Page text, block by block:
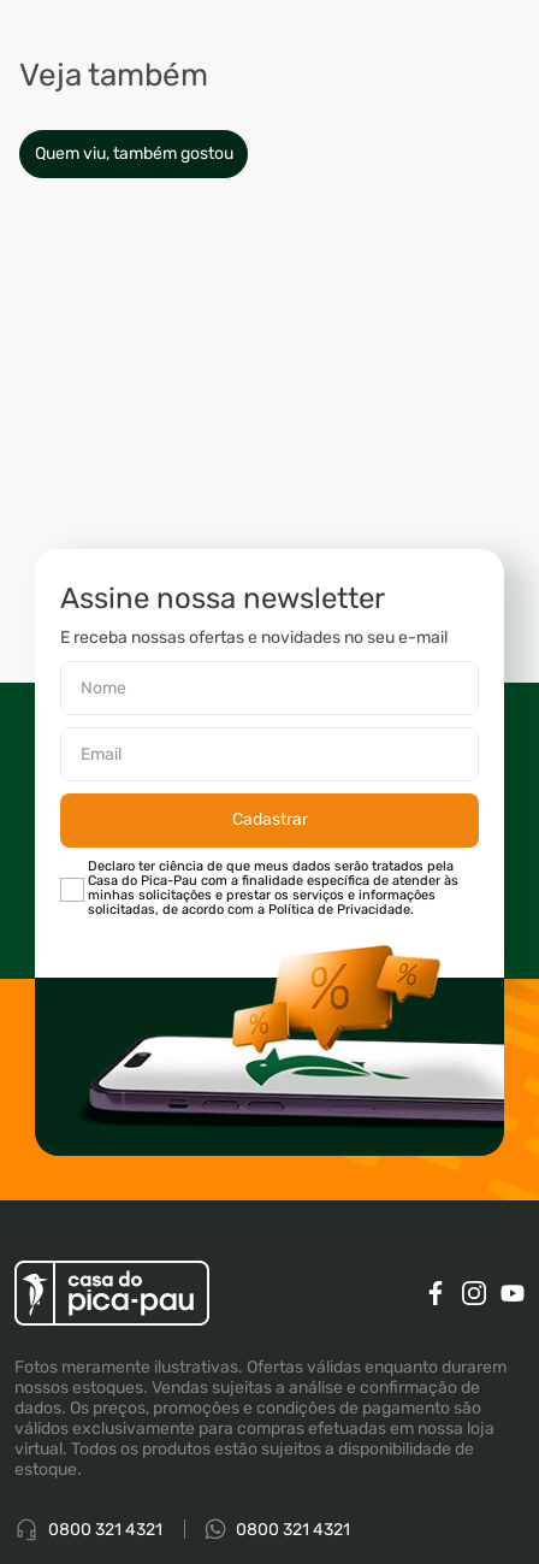
Veja também
Quem viu, também gostou
Assine nossa newsletter
E receba nossas ofertas e novidades no seu e-mail
Cadastrar
Declaro ter ciência de que meus dados serão tratados pela
Casa do Pica-Pau com a finalidade específica de atender às
minhas solicitações e prestar os serviços e informações
solicitadas, de acordo com a Política de Privacidade.
Fotos meramente ilustrativas. Ofertas válidas enquanto durarem
nossos estoques. Vendas sujeitas a análise e confirmação de
dados. Os preços, promoções e condições de pagamento são
válidos exclusivamente para compras efetuadas em nossa loja
virtual. Todos os produtos estão sujeitos a disponibilidade de
estoque.
0800 321 4321 0800 321 4321